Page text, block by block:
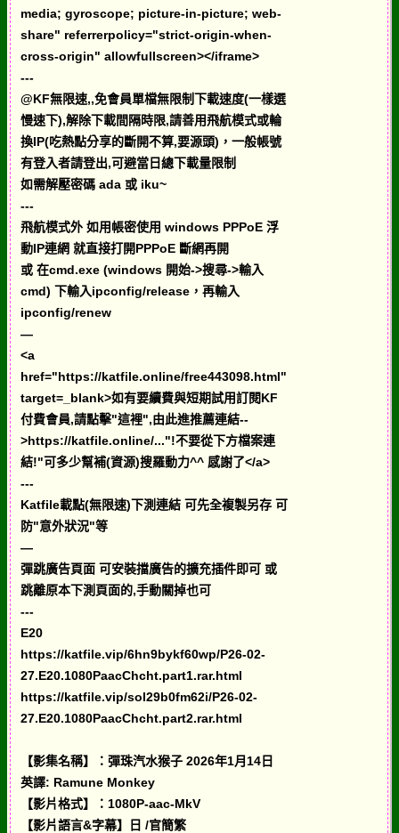
media; gyroscope; picture-in-picture; web-
share" referrerpolicy="strict-origin-when-
cross-origin" allowfullscreen></iframe>
---
@KF無限速,,免會員單檔無限制下載速度(一樣選
慢速下),解除下載間隔時限,請善用飛航模式或輪
換IP(吃熱點分享的斷開不算,要源頭)，一般帳號
有登入者請登出,可避當日總下載量限制
如需解壓密碼 ada 或 iku~
---
飛航模式外 如用帳密使用 windows PPPoE 浮
動IP連網 就直接打開PPPoE 斷網再開
或 在cmd.exe (windows 開始->搜尋->輸入
cmd) 下輸入ipconfig/release，再輸入
ipconfig/renew
—
<a
href="https://katfile.online/free443098.html"
target=_blank>如有要續費與短期試用訂閱KF
付費會員,請點擊"這裡",由此進推薦連結--
>https://katfile.online/..."!不要從下方檔案連
結!"可多少幫補(資源)搜羅動力^^ 感謝了</a>
---
Katfile載點(無限速)下測連結 可先全複製另存 可
防"意外狀況"等
—
彈跳廣告頁面 可安裝擋廣告的擴充插件即可 或
跳離原本下測頁面的,手動關掉也可
---
E20
https://katfile.vip/6hn9bykf60wp/P26-02-
27.E20.1080PaacChcht.part1.rar.html
https://katfile.vip/sol29b0fm62i/P26-02-
27.E20.1080PaacChcht.part2.rar.html
【影集名稱】：彈珠汽水猴子 2026年1月14日
英譯: Ramune Monkey
【影片格式】：1080P-aac-MkV
【影片語言&字幕】日 /官簡繁